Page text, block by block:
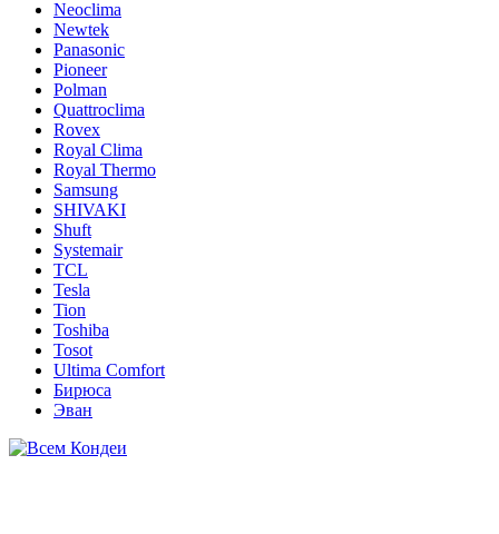
Neoclima
Newtek
Panasonic
Pioneer
Polman
Quattroclima
Rovex
Royal Clima
Royal Thermo
Samsung
SHIVAKI
Shuft
Systemair
TCL
Tesla
Tion
Toshiba
Tosot
Ultima Comfort
Бирюса
Эван